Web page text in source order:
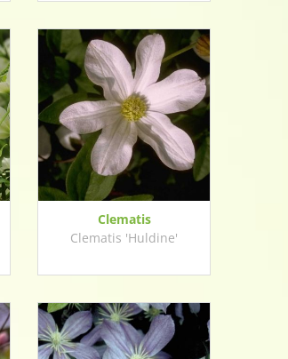
Clematis
Clematis 'Huldine'